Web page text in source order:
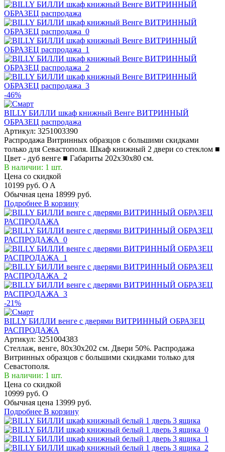
-46%
BILLY БИЛЛИ шкаф книжный Венге ВИТРИННЫЙ
ОБРАЗЕЦ распродажа
Артикул: 3251003390
Распродажа Витринных образцов с большими скидками
только для Севастополя. Шкаф книжный 2 двери со стеклом ■
Цвет - дуб венге ■ Габариты 202x30x80 см.
В наличии: 1 шт.
Цена со скидкой
10199 руб. O A
Обычная цена 18999 руб.
Подробнее В корзину
-21%
BILLY БИЛЛИ венге с дверями ВИТРИННЫЙ ОБРАЗЕЦ
РАСПРОДАЖА
Артикул: 3251004383
Стеллаж, венге, 80x30x202 см. Двери 50%. Распродажа
Витринных образцов с большими скидками только для
Севастополя.
В наличии: 1 шт.
Цена со скидкой
10999 руб. O
Обычная цена 13999 руб.
Подробнее В корзину